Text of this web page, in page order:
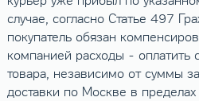
случае, согласно Статье 497
покупатель обязан
компанией расходы - оплатить
товара, независимо от суммы
доставки по Москве в